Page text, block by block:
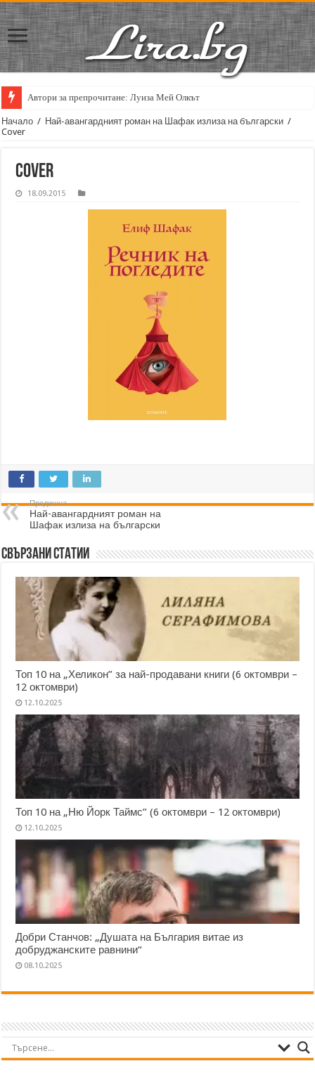
Автори за препрочитане: Луиза Мей Олкът
Начало / Най-авангардният роман на Шафак излиза на български /
Cover
Cover
18.09.2015
Предишна
Най-авангардният роман на
Шафак излиза на български
Свързани статии
Топ 10 на „Хеликон” за най-продавани книги (6 октомври –
12 октомври)
12.10.2025
Топ 10 на „Ню Йорк Таймс” (6 октомври – 12 октомври)
12.10.2025
Добри Станчов: „Душата на България витае из
добруджанските равнини“
08.10.2025